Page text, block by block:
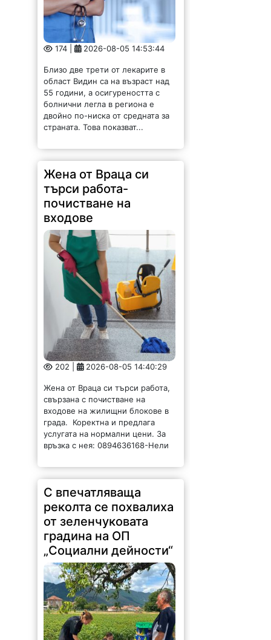
двойно по-ниска от средната за
страната. Това показват...
Жена от Враца си
търси работа-
почистване на
входове
202 | 2026-08-05 14:40:29
Жена от Враца си търси работа,
свързана с почистване на
входове на жилищни блокове в
града. Коректна и предлага
услугата на нормални цени. За
връзка с нея: 0894636168-Нели
С впечатляваща
реколта се похвалиха
от зеленчуковата
градина на ОП
„Социални дейности“
222 | 2026-08-05 13:21:45